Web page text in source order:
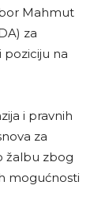
Mahmut
za
poziciju na
i pravnih
za
žalbu zbog
mogućnosti